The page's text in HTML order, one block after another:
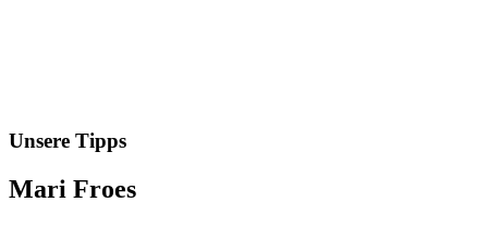
Unsere Tipps
Mari Froes